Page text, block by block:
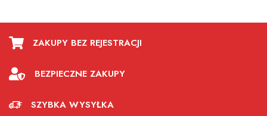
ZAKUPY BEZ REJESTRACJI
BEZPIECZNE ZAKUPY
SZYBKA WYSYŁKA